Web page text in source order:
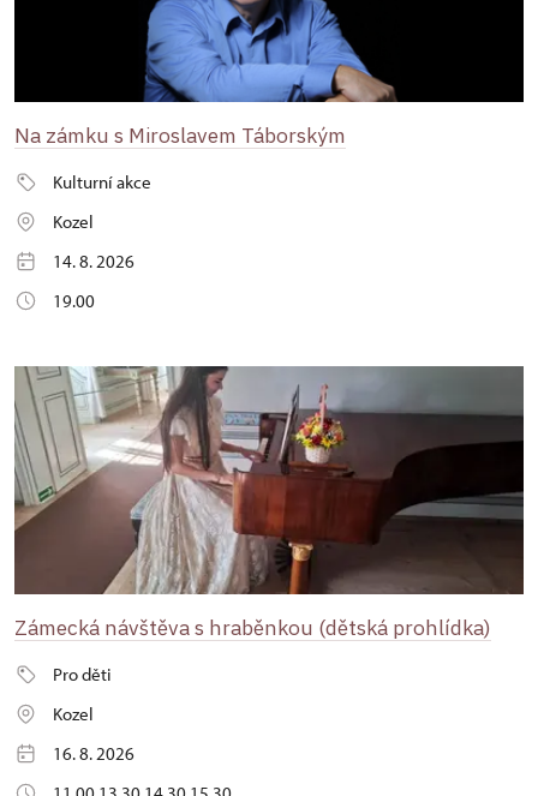
Na zámku s Miroslavem Táborským
Kulturní akce
Kozel
14. 8. 2026
19.00
Zámecká návštěva s hraběnkou (dětská prohlídka)
Pro děti
Kozel
16. 8. 2026